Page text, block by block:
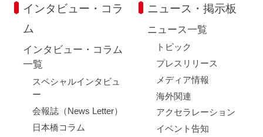
インタビュー・コラ
ム
インタビュー・コラム
一覧
スペシャルインタビュ
ー
会報誌（News Letter）
日本橋コラム
ニュース・掲示板
ニュース一覧
トピック
プレスリリース
メディア情報
海外関連
アクセラレーション
イベント告知